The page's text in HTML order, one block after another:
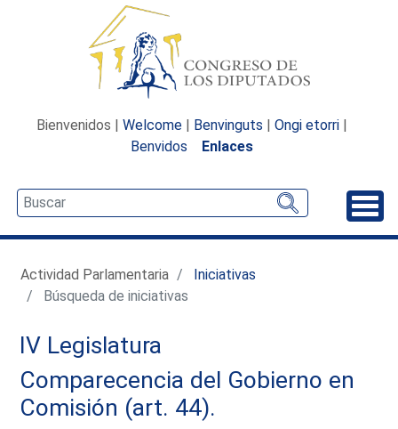
Bienvenidos | Welcome | Benvinguts | Ongi etorri |
Benvidos
Enlaces
Actividad Parlamentaria
Iniciativas
Búsqueda de iniciativas
IV Legislatura
Comparecencia del Gobierno en
Comisión (art. 44).